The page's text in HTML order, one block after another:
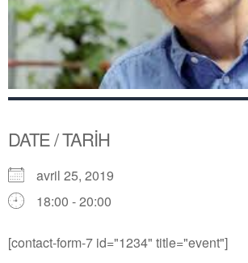
DATE / TARİH
avril 25, 2019
18:00 - 20:00
[contact-form-7 id="1234" title="event"]